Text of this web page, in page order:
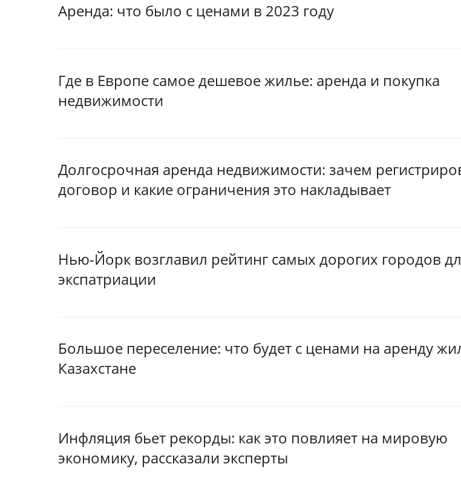
Аренда: что было с ценами в 2023 году
Где в Европе самое дешевое жилье: аренда и покупка
недвижимости
Долгосрочная аренда недвижимости: зачем
договор и какие ограничения это накладывает
Нью-Йорк возглавил рейтинг самых дорогих городов
экспатриации
Большое переселение: что будет с ценами на аренду
Казахстане
Инфляция бьет рекорды: как это повлияет на мировую
экономику, рассказали эксперты